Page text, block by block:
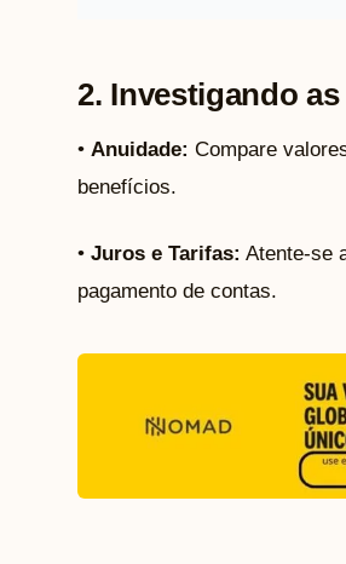
2. Investigando
• Anuidade: Compare
benefícios.
• Juros e Tarifas: Atente-se
pagamento de contas.